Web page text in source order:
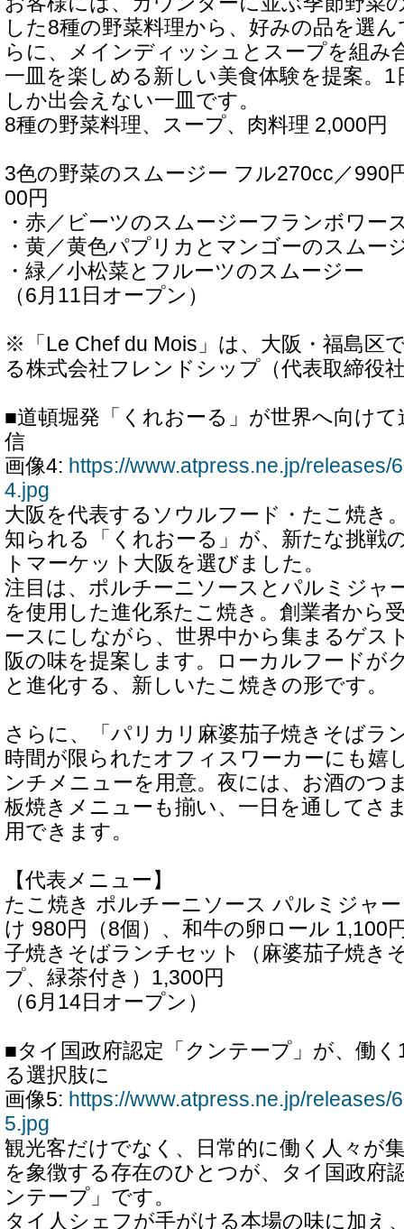
した8種の野菜料理から、好みの品を選
らに、メインディッシュとスープを組み
一皿を楽しめる新しい美食体験を提案。1
しか出会えない一皿です。
8種の野菜料理、スープ、肉料理 2,000円
3色の野菜のスムージー フル270cc／990
00円
・赤／ビーツのスムージーフランボワー
・黄／黄色パプリカとマンゴーのスムー
・緑／小松菜とフルーツのスムージー
（6月11日オープン）
※「Le Chef du Mois」は、大阪・福島区
る株式会社フレンドシップ（代表取締役
■道頓堀発「くれおーる」が世界へ向け
信
画像4: https://www.atpress.ne.jp/releases/
4.jpg
大阪を代表するソウルフード・たこ焼き
知られる「くれおーる」が、新たな挑戦
トマーケット大阪を選びました。
注目は、ポルチーニソースとパルミジャ
を使用した進化系たこ焼き。創業者から
ースにしながら、世界中から集まるゲス
阪の味を提案します。ローカルフードが
と進化する、新しいたこ焼きの形です。
さらに、「パリカリ麻婆茄子焼きそばラ
時間が限られたオフィスワーカーにも嬉
ンチメニューを用意。夜には、お酒のつ
板焼きメニューも揃い、一日を通してさ
用できます。
【代表メニュー】
たこ焼き ポルチーニソース パルミジャ
け 980円（8個）、和牛の卵ロール 1,100
子焼きそばランチセット（麻婆茄子焼き
プ、緑茶付き）1,300円
（6月14日オープン）
■タイ国政府認定「クンテープ」が、働
る選択肢に
画像5: https://www.atpress.ne.jp/releases/
5.jpg
観光客だけでなく、日常的に働く人々が
を象徴する存在のひとつが、タイ国政府
ンテープ」です。
タイ人シェフが手がける本場の味に加え